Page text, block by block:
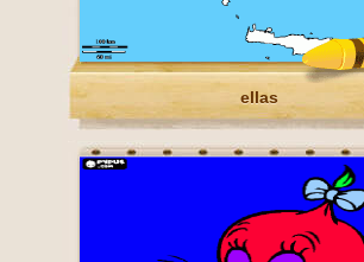
ellas